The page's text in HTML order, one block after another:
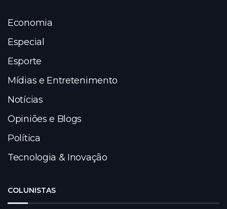
Economia
Especial
Esporte
Mídias e Entretenimento
Notícias
Opiniões e Blogs
Política
Tecnologia & Inovação
COLUNISTAS